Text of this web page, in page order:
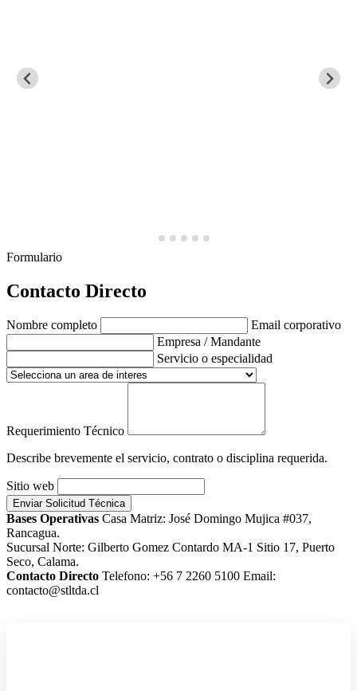
Formulario
Contacto Directo
Nombre completo
Email corporativo
Empresa / Mandante
Servicio o especialidad
Requerimiento Técnico
Describe brevemente el servicio, contrato o disciplina requerida.
Sitio web
Enviar Solicitud Técnica
Bases Operativas Casa Matriz: José Domingo Mujica #037,
Rancagua.
Sucursal Norte: Gilberto Gomez Contardo MA-1 Sitio 17, Puerto
Seco, Calama.
Contacto Directo Telefono: +56 7 2260 5100 Email:
contacto@stltda.cl